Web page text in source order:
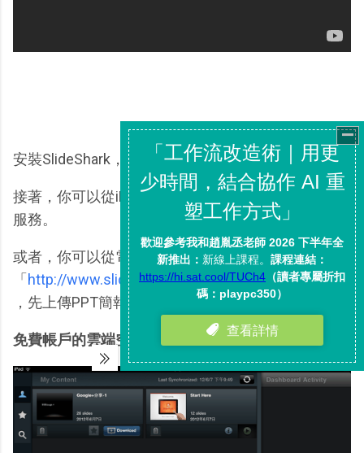
安裝SlideShark，並且註冊一個免費的帳戶。
接著，你可以從iPad裡上傳PPT到SlideShark的雲端
服務。
或者，你可以從電腦端連上
「http://www.slideshark.com/Presentations.aspx」
，先上傳PPT簡報檔案到網站服務裡。
免費帳戶的雲端空間是100MB。